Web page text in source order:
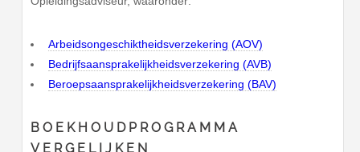
Arbeidsongeschiktheidsverzekering (AOV)
Bedrijfsaansprakelijkheidsverzekering (AVB)
Beroepsaansprakelijkheidsverzekering (BAV)
BOEKHOUDPROGRAMMA
VERGELIJKEN